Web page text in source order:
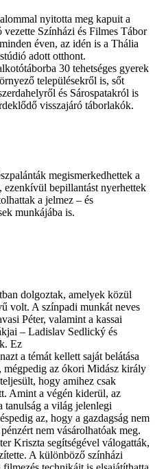
nyitotta meg kapuit a
Színházi és Filmes Tábor
éven, az idén is a Thália
adott otthont.
30 tehetséges gyerek
településekről is, sőt
és Sárospatakról is
visszajáró táborlakók.
megismerkedhettek a
bepillantást nyerhettek
a jelmez – és
munkájába is.
dolgoztak, amelyek közül
volt. A színpadi munkát neves
Péter, valamint a kassai
– Ladislav Sedlický és
Ez
a témát kellett saját belátása
mégpedig az ókori Midász király
hogy amihez csak
Amint a végén kiderül, az
tanulság a világ jelenlegi
az, hogy a gazdagság nem
nem vásárolhatóak meg.
Kriszta segítségével válogatták,
A különböző színházi